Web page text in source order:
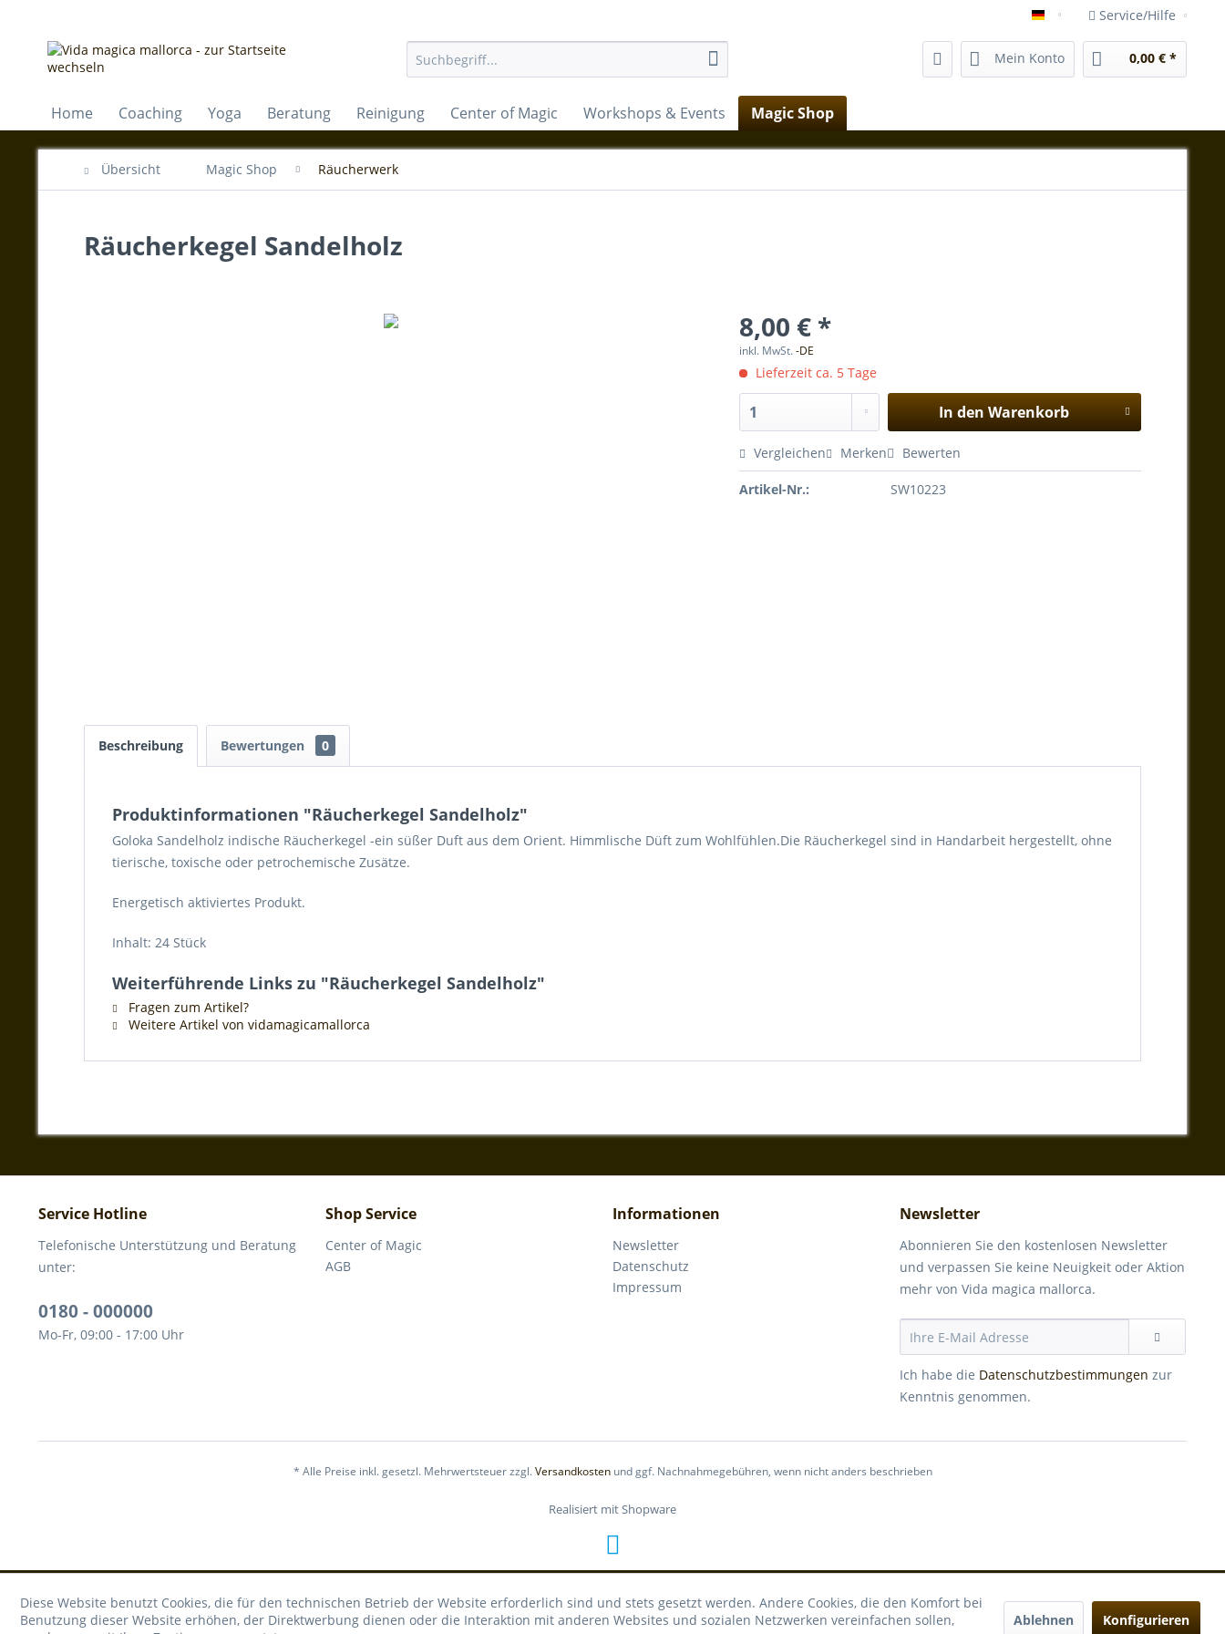
shop.vida-magica-
Service/Hilfe
Mein Konto 0,00 € *
Home Coaching Yoga Beratung Reinigung Center of Magic Workshops & Events Magic Shop
Übersicht Magic Shop Räucherwerk
Räucherkegel Sandelholz
8,00 € *
inkl. MwSt.-DE
Lieferzeit ca. 5 Tage
In den Warenkorb
Vergleichen Merken Bewerten
Artikel-Nr.: SW10223
Beschreibung Bewertungen 0
Produktinformationen "Räucherkegel Sandelholz"
Goloka Sandelholz indische Räucherkegel -ein süßer Duft aus dem Orient. Himmlische Düft zum Wohlfühlen.Die Räucherkegel sind in Handarbeit hergestellt, ohne
tierische, toxische oder petrochemische Zusätze.
Energetisch aktiviertes Produkt.
Inhalt: 24 Stück
Weiterführende Links zu "Räucherkegel Sandelholz"
Fragen zum Artikel?
Weitere Artikel von vidamagicamallorca
Service Hotline
Telefonische Unterstützung und Beratung
unter:
0180 - 000000
Mo-Fr, 09:00 - 17:00 Uhr
Shop Service
Center of Magic
AGB
Informationen
Newsletter
Datenschutz
Impressum
Newsletter
Abonnieren Sie den kostenlosen Newsletter
und verpassen Sie keine Neuigkeit oder Aktion
mehr von Vida magica mallorca.
Ich habe die Datenschutzbestimmungen zur
Kenntnis genommen.
* Alle Preise inkl. gesetzl. Mehrwertsteuer zzgl.Versandkostenund ggf. Nachnahmegebühren, wenn nicht anders beschrieben
Realisiert mit Shopware
Diese Website benutzt Cookies, die für den technischen Betrieb der Website erforderlich sind und stets gesetzt werden. Andere Cookies, die den Komfort bei
Benutzung dieser Website erhöhen, der Direktwerbung dienen oder die Interaktion mit anderen Websites und sozialen Netzwerken vereinfachen sollen,
Ablehnen Konfigurieren